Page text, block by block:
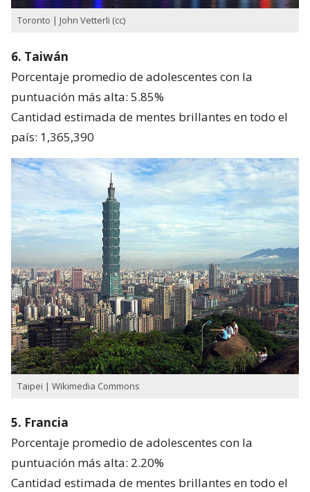
Toronto | John Vetterli (cc)
6. Taiwán
Porcentaje promedio de adolescentes con la
puntuación más alta: 5.85%
Cantidad estimada de mentes brillantes en todo el
país: 1,365,390
Taipei | Wikimedia Commons
5. Francia
Porcentaje promedio de adolescentes con la
puntuación más alta: 2.20%
Cantidad estimada de mentes brillantes en todo el